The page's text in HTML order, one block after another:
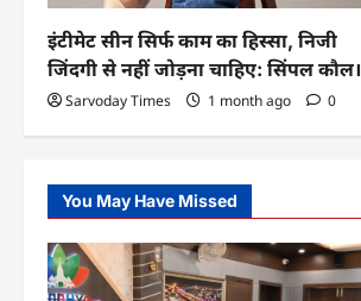
इंटीमेट सीन सिर्फ काम का हिस्सा, निजी
जिंदगी से नहीं जोड़ना चाहिए: सिंपल कौल।
Sarvoday Times 1 month ago 0
You May Have Missed